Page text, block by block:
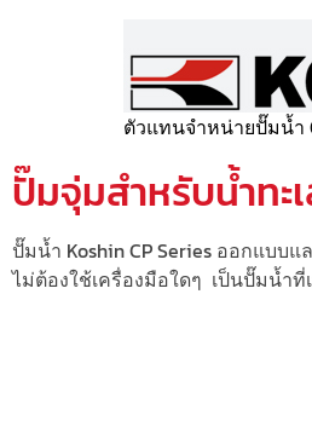
ตัวแทนจำหน่ายปั๊มน้ำ
ปั๊มจุ่มสำหรับน้ำทะ
ปั๊มน้ำ Koshin CP Series ออกแบบ
ไม่ต้องใช้เครื่องมือใดๆ เป็นปั๊มน้ำ